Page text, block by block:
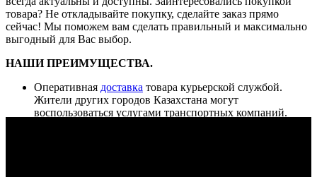
товара? Не откладывайте покупку, сделайте заказ прямо
сейчас! Мы поможем вам сделать правильный и максимально
выгодный для Вас выбор.
НАШИ ПРЕИМУЩЕСТВА.
Оперативная доставка товара курьерской службой.
Жители других городов Казахстана могут
воспользоваться услугами транспортных компаний.